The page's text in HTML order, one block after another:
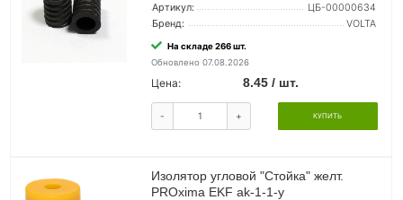
Артикул:
ЦБ-00000634
Бренд:
VOLTA
На складе 266 шт.
Обновлено 07.08.2026
Цена: 8.45 / шт.
- + КУПИТЬ
Изолятор угловой "Стойка" желт.
PROxima EKF ak-1-1-y